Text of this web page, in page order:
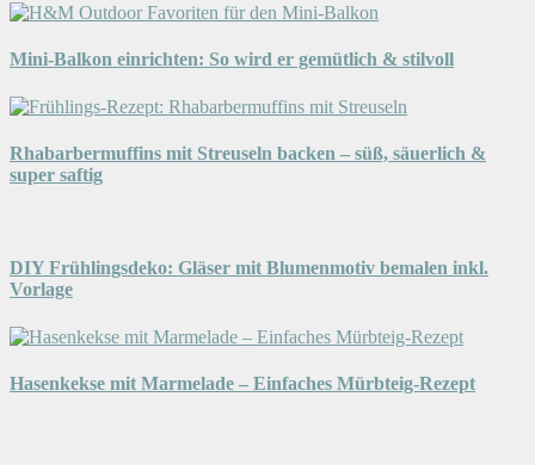
Mini-Balkon einrichten: So wird er gemütlich & stilvoll
Rhabarbermuffins mit Streuseln backen – süß, säuerlich &
super saftig
DIY Frühlingsdeko: Gläser mit Blumenmotiv bemalen inkl.
Vorlage
Hasenkekse mit Marmelade – Einfaches Mürbteig-Rezept